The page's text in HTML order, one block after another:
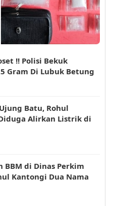
!! Polisi Bekuk
Gram Di Lubuk Betung
Batu, Rohul
Alirkan Listrik di
BBM di Dinas Perkim
Kantongi Dua Nama